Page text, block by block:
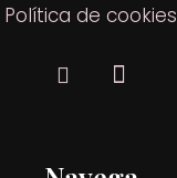
Política de cookies